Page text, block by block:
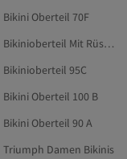
Bikini Oberteil 70F
Bikinioberteil Mit Rüschen
Bikinioberteil 95C
Bikini Oberteil 100 B
Bikini Oberteil 90 A
Triumph Damen Bikinis